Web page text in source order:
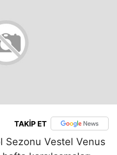
Sezonu Vestel Venus
karşılaşmaları,